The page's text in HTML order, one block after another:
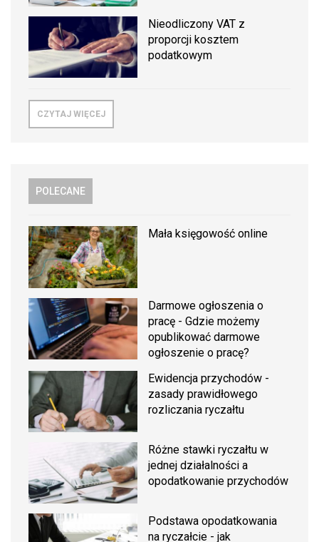
Nieodliczony VAT z
proporcji kosztem
podatkowym
CZYTAJ WIĘCEJ
POLECANE
Mała księgowość online
Darmowe ogłoszenia o
pracę - Gdzie możemy
opublikować darmowe
ogłoszenie o pracę?
Ewidencja przychodów -
zasady prawidłowego
rozliczania ryczałtu
Różne stawki ryczałtu w
jednej działalności a
opodatkowanie przychodów
Podstawa opodatkowania
na ryczałcie - jak